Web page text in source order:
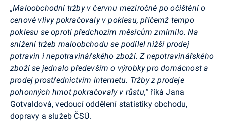
„Maloobchodní tržby v červnu meziročně po očištění o
cenové vlivy pokračovaly v poklesu, přičemž tempo
poklesu se oproti předchozím měsícům zmírnilo. Na
snížení tržeb maloobchodu se podílel nižší prodej
potravin i nepotravinářského zboží. Z nepotravinářského
zboží se jednalo především o výrobky pro domácnost a
prodej prostřednictvím internetu. Tržby z prodeje
pohonných hmot pokračovaly v růstu,“ říká Jana
Gotvaldová, vedoucí oddělení statistiky obchodu,
dopravy a služeb ČSÚ.